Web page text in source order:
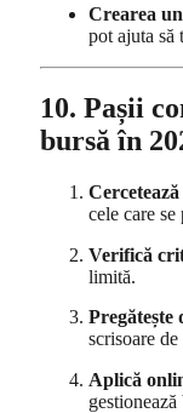
Crearea
pot ajuta să
10. Pașii
bursă în
cele care
Verifică
limită.
Pregătește
scrisoare
Aplică
gestionează